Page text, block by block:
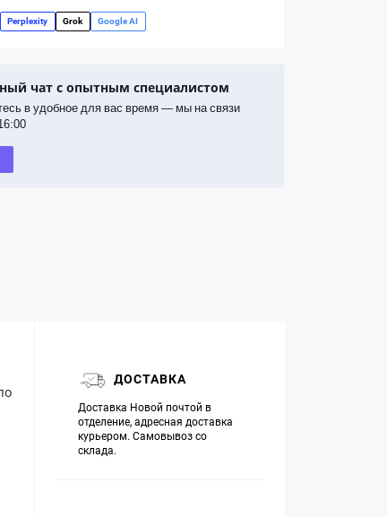
Perplexity Grok Google AI
чат с опытным специалистом
в удобное для вас время — мы на связи
ДОСТАВКА
Доставка Новой почтой в
отделение, адресная доставка
курьером. Самовывоз со
склада.